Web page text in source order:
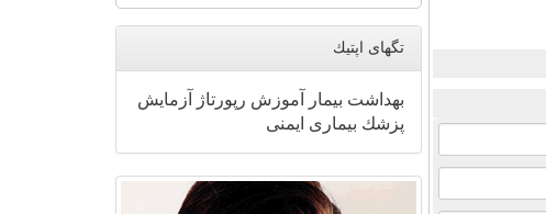
تگهای اپتیك
بهداشت بیمار آموزش رپورتاژ
آزمایش
پزشك بیماری ایمنی